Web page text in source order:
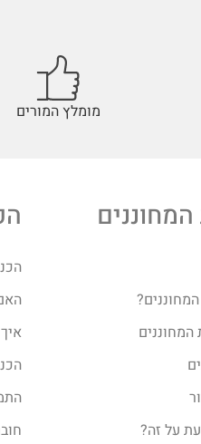
מומלץ המורים
על זה?